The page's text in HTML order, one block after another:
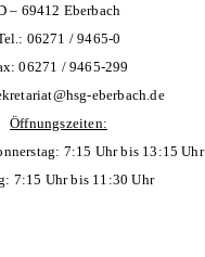
– 69412 Eberbach
06271 / 9465-0
06271 / 9465-299
eberbach.de
Öffnungszeiten:
7:15 Uhr bis 13:15 Uhr
7:15 Uhr bis 11:30 Uhr